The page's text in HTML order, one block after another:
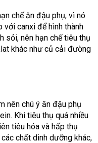
chế ăn đậu phụ, vì nó
với canxi để hình thành
sỏi, nên hạn chế tiêu thụ
khác như củ cải đường
nên chú ý ăn đậu phụ
Khi tiêu thụ quá nhiều
tiêu hóa và hấp thụ
chất dinh dưỡng khác,